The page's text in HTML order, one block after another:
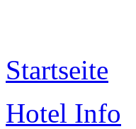
Startseite
Hotel Info